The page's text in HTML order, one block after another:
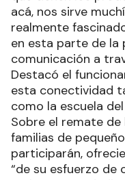
acá, nos sirve
realmente
en esta parte de la
comunicación a
Destacó el
esta conectividad
como la escuela
Sobre el remate de
familias de
participarán,
“de su esfuerzo de